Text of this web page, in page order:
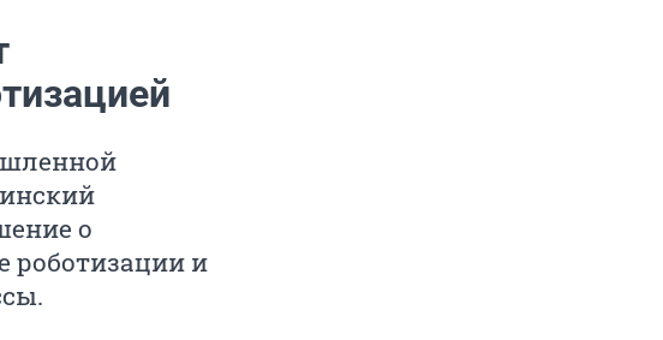
о
роботизации и